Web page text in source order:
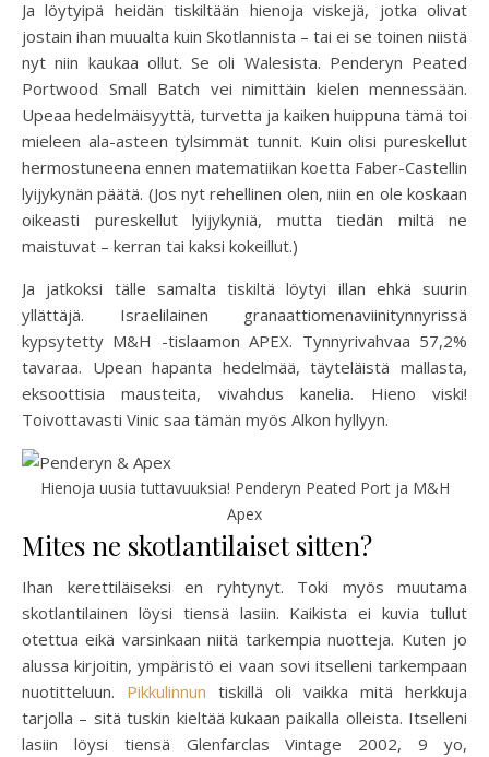
Ja löytyipä heidän tiskiltään hienoja viskejä, jotka olivat
jostain ihan muualta kuin Skotlannista – tai ei se toinen niistä
nyt niin kaukaa ollut. Se oli Walesista. Penderyn Peated
Portwood Small Batch vei nimittäin kielen mennessään.
Upeaa hedelmäisyyttä, turvetta ja kaiken huippuna tämä toi
mieleen ala-asteen tylsimmät tunnit. Kuin olisi pureskellut
hermostuneena ennen matematiikan koetta Faber-Castellin
lyijykynän päätä. (Jos nyt rehellinen olen, niin en ole koskaan
oikeasti pureskellut lyijykyniä, mutta tiedän miltä ne
maistuvat – kerran tai kaksi kokeillut.)
Ja jatkoksi tälle samalta tiskiltä löytyi illan ehkä suurin
yllättäjä. Israelilainen granaattiomenaviinitynnyrissä
kypsytetty M&H -tislaamon APEX. Tynnyrivahvaa 57,2%
tavaraa. Upean hapanta hedelmää, täyteläistä mallasta,
eksoottisia mausteita, vivahdus kanelia. Hieno viski!
Toivottavasti Vinic saa tämän myös Alkon hyllyyn.
Hienoja uusia tuttavuuksia! Penderyn Peated Port ja M&H
Apex
Mites ne skotlantilaiset sitten?
Ihan kerettiläiseksi en ryhtynyt. Toki myös muutama
skotlantilainen löysi tiensä lasiin. Kaikista ei kuvia tullut
otettua eikä varsinkaan niitä tarkempia nuotteja. Kuten jo
alussa kirjoitin, ympäristö ei vaan sovi itselleni tarkempaan
nuotitteluun. Pikkulinnun tiskillä oli vaikka mitä herkkuja
tarjolla – sitä tuskin kieltää kukaan paikalla olleista. Itselleni
lasiin löysi tiensä Glenfarclas Vintage 2002, 9 yo,